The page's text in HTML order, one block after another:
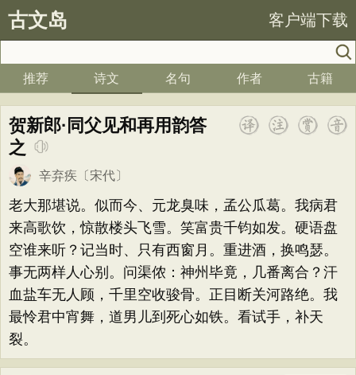
古文岛 客户端下载
推荐 诗文 名句 作者 古籍
贺新郎·同父见和再用韵答
之
辛弃疾 〔宋代〕
老大那堪说。似而今、元龙臭味，孟公瓜葛。我病君
来高歌饮，惊散楼头飞雪。笑富贵千钧如发。硬语盘
空谁来听？记当时、只有西窗月。重进酒，换鸣瑟。
事无两样人心别。问渠侬：神州毕竟，几番离合？汗
血盐车无人顾，千里空收骏骨。正目断关河路绝。我
最怜君中宵舞，道男儿到死心如铁。看试手，补天
裂。